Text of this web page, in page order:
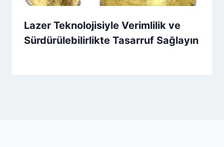
Lazer Teknolojisiyle Verimlilik ve
Sürdürülebilirlikte Tasarruf Sağlayın